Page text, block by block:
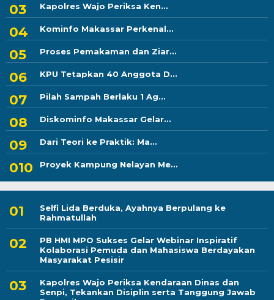
Kapolres Wajo Periksa Ken...
Kominfo Makassar Perkenal...
Proses Pemakaman dan Ziar...
KPU Tetapkan 40 Anggota D...
Pilah Sampah Berlaku 1 Ag...
Diskominfo Makassar Gelar...
Dari Teori ke Praktik: Ma...
Proyek Kampung Nelayan Me...
Selfi Lida Berduka, Ayahnya Berpulang ke
Rahmatullah
PB HMI MPO Sukses Gelar Webinar Inspiratif
Kolaborasi Pemuda dan Mahasiswa Berdayakan
Masyarakat Pesisir
Kapolres Wajo Periksa Kendaraan Dinas dan
Senpi, Tekankan Disiplin serta Tanggung Jawab